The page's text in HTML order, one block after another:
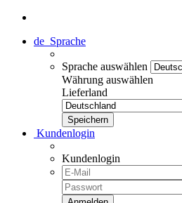
de Sprache
Sprache auswählen
Währung auswählen
Lieferland
Kundenlogin
Kundenlogin